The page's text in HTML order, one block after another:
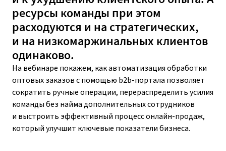
ресурсы команды при этом
расходуются и на стратегических,
и на низкомаржинальных клиентов
одинаково.
На вебинаре покажем, как автоматизация обработки
оптовых заказов с помощью b2b-портала позволяет
сократить ручные операции, перераспределить усилия
команды без найма дополнительных сотрудников
и выстроить эффективный процесс онлайн-продаж,
который улучшит ключевые показатели бизнеса.